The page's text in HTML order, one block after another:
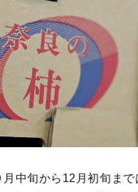
中旬から12月初旬ま